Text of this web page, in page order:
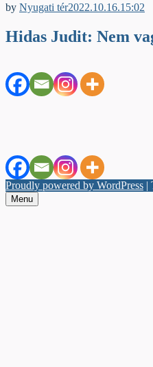
by Nyugati tér2022.10.16.15:02
Hidas Judit: Nem
Proudly powered by WordPress |
Menu